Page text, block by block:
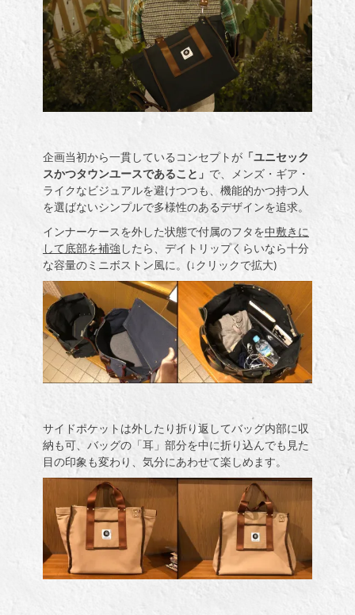
企画当初から一貫しているコンセプトが 「ユニセック
スかつタウンユースであること」 で、メンズ・ギア・
ライクなビジュアルを避けつつも、機能的かつ持つ人
を選ばないシンプルで多様性のあるデザインを追求。
インナーケースを外した状態で付属のフタを中敷きに
して底部を補強 したら、デイトリップくらいなら十分
な容量のミニボストン風に。(↓クリックで拡大)
サイドポケットは外したり折り返してバッグ内部に収
納も可、バッグの「耳」部分を中に折り込んでも見た
目の印象も変わり、気分にあわせて楽しめます。